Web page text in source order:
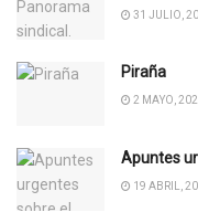
31 JULIO,
Piraña
2 MAYO,
Apuntes
19 ABRIL,